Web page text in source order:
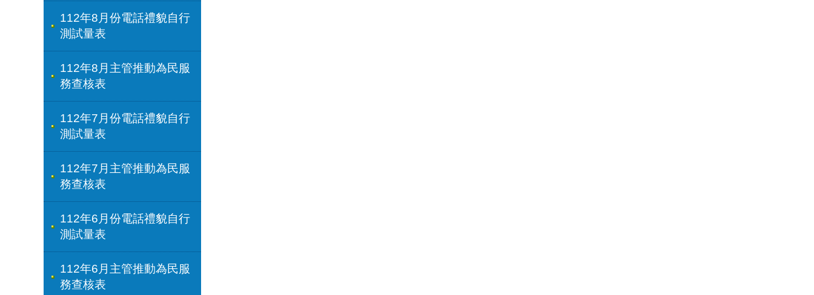
112年8月份電話禮貌自行
測試量表
112年8月主管推動為民服
務查核表
112年7月份電話禮貌自行
測試量表
112年7月主管推動為民服
務查核表
112年6月份電話禮貌自行
測試量表
112年6月主管推動為民服
務查核表